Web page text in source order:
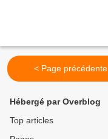
< Page précédente
Hébergé par Overblog
Top articles